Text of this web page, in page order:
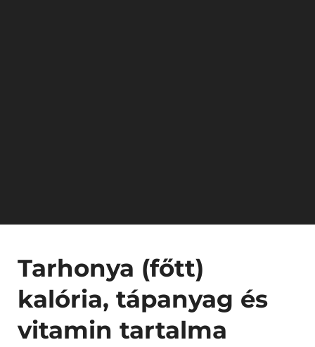
Tarhonya (főtt)
kalória, tápanyag és
vitamin tartalma